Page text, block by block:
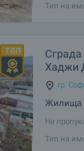
Тип на
Сграда
Хаджи
гр.
Жилища
Не
Тип на